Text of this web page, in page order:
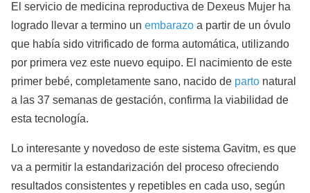
El servicio de medicina reproductiva de Dexeus Mujer ha
logrado llevar a termino un embarazo a partir de un óvulo
que había sido vitrificado de forma automática, utilizando
por primera vez este nuevo equipo. El nacimiento de este
primer bebé, completamente sano, nacido de parto natural
a las 37 semanas de gestación, confirma la viabilidad de
esta tecnología.
Lo interesante y novedoso de este sistema Gavitm, es que
va a permitir la estandarización del proceso ofreciendo
resultados consistentes y repetibles en cada uso, según